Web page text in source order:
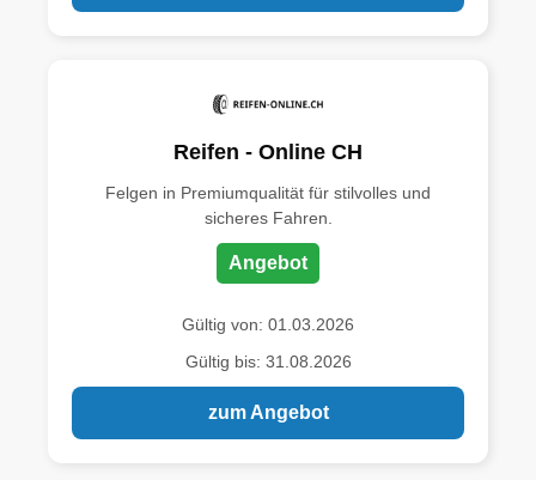
Reifen - Online CH
Felgen in Premiumqualität für stilvolles und
sicheres Fahren.
Angebot
Gültig von: 01.03.2026
Gültig bis: 31.08.2026
zum Angebot